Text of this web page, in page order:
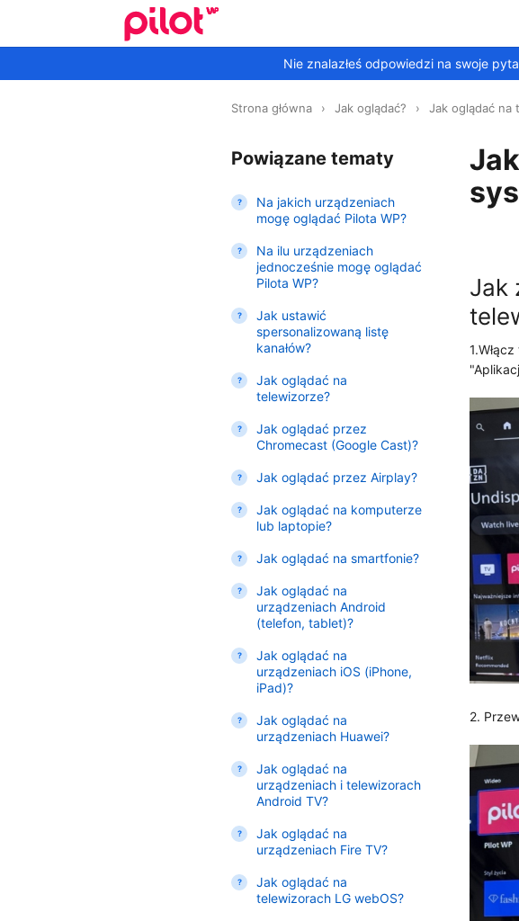
Nie znalazłeś odpowiedzi na swoje
Strona główna Jak oglądać? Jak oglądać na
Powiązane tematy
Na jakich urządzeniach
mogę oglądać Pilota WP?
Na ilu urządzeniach
jednocześnie mogę oglądać
Pilota WP?
Jak ustawić
spersonalizowaną listę
kanałów?
Jak oglądać na
telewizorze?
Jak oglądać przez
Chromecast (Google Cast)?
Jak oglądać przez Airplay?
Jak oglądać na komputerze
lub laptopie?
Jak oglądać na smartfonie?
Jak oglądać na
urządzeniach Android
(telefon, tablet)?
Jak oglądać na
urządzeniach iOS (iPhone,
iPad)?
Jak oglądać na
urządzeniach Huawei?
Jak oglądać na
urządzeniach i telewizorach
Android TV?
Jak oglądać na
urządzeniach Fire TV?
Jak oglądać na
telewizorach LG webOS?
Jak
2.